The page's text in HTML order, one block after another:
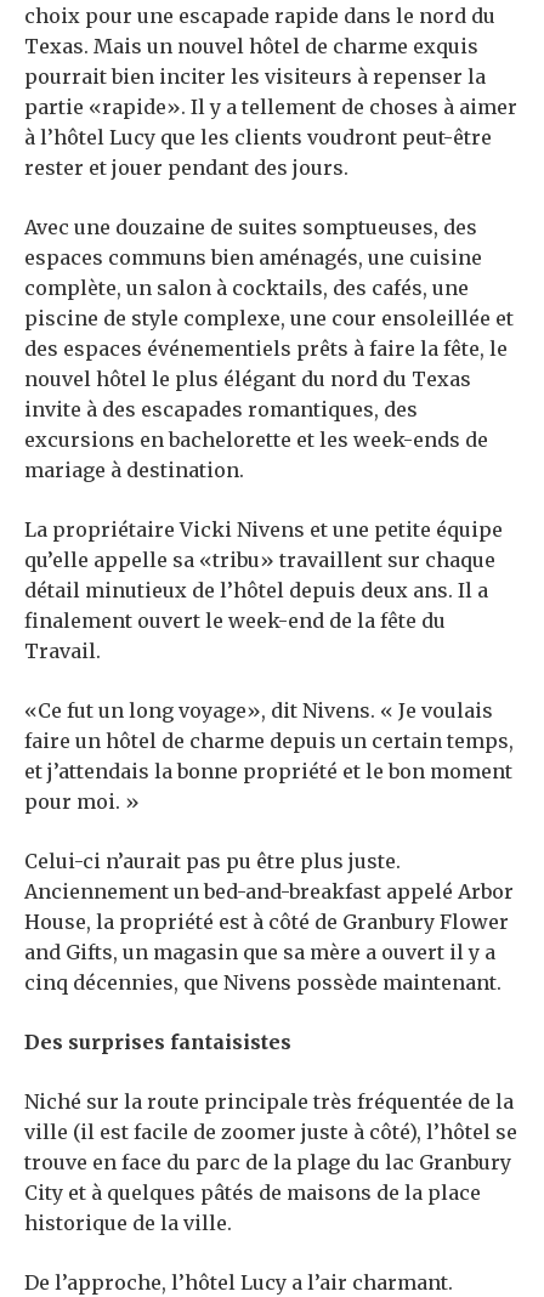
choix pour une escapade rapide dans le nord du
Texas. Mais un nouvel hôtel de charme exquis
pourrait bien inciter les visiteurs à repenser la
partie «rapide». Il y a tellement de choses à aimer
à l’hôtel Lucy que les clients voudront peut-être
rester et jouer pendant des jours.
Avec une douzaine de suites somptueuses, des
espaces communs bien aménagés, une cuisine
complète, un salon à cocktails, des cafés, une
piscine de style complexe, une cour ensoleillée et
des espaces événementiels prêts à faire la fête, le
nouvel hôtel le plus élégant du nord du Texas
invite à des escapades romantiques, des
excursions en bachelorette et les week-ends de
mariage à destination.
La propriétaire Vicki Nivens et une petite équipe
qu’elle appelle sa «tribu» travaillent sur chaque
détail minutieux de l’hôtel depuis deux ans. Il a
finalement ouvert le week-end de la fête du
Travail.
«Ce fut un long voyage», dit Nivens. « Je voulais
faire un hôtel de charme depuis un certain temps,
et j’attendais la bonne propriété et le bon moment
pour moi. »
Celui-ci n’aurait pas pu être plus juste.
Anciennement un bed-and-breakfast appelé Arbor
House, la propriété est à côté de Granbury Flower
and Gifts, un magasin que sa mère a ouvert il y a
cinq décennies, que Nivens possède maintenant.
Des surprises fantaisistes
Niché sur la route principale très fréquentée de la
ville (il est facile de zoomer juste à côté), l’hôtel se
trouve en face du parc de la plage du lac Granbury
City et à quelques pâtés de maisons de la place
historique de la ville.
De l’approche, l’hôtel Lucy a l’air charmant.